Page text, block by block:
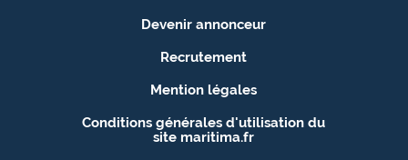
Devenir annonceur
Recrutement
Mention légales
Conditions générales d'utilisation du
site maritima.fr